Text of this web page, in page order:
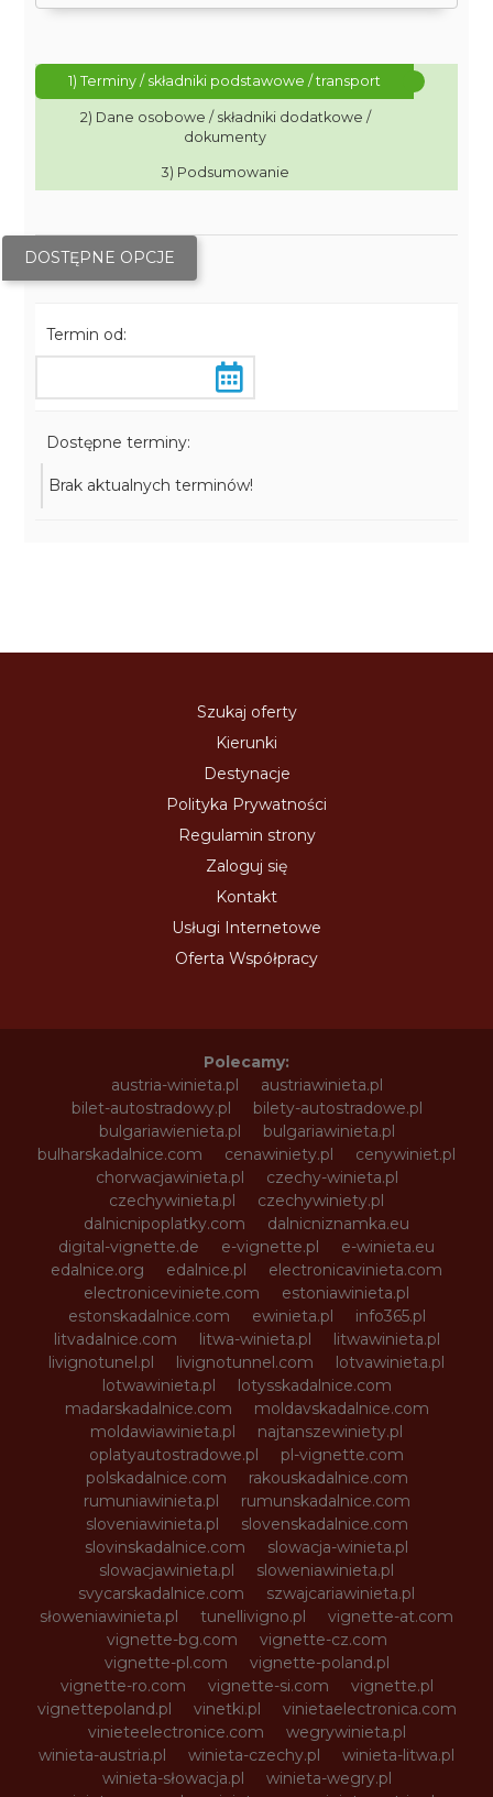
1) Terminy / składniki podstawowe / transport
2) Dane osobowe / składniki dodatkowe /
dokumenty
3) Podsumowanie
DOSTĘPNE OPCJE
Termin od:
Dostępne terminy:
Brak aktualnych terminów!
Szukaj oferty
Kierunki
Destynacje
Polityka Prywatności
Regulamin strony
Zaloguj się
Kontakt
Usługi Internetowe
Oferta Współpracy
Polecamy:
austria-winieta.pl
austriawinieta.pl
bilet-autostradowy.pl
bilety-autostradowe.pl
bulgariawienieta.pl
bulgariawinieta.pl
bulharskadalnice.com
cenawiniety.pl
cenywiniet.pl
chorwacjawinieta.pl
czechy-winieta.pl
czechywinieta.pl
czechywiniety.pl
dalnicnipoplatky.com
dalnicniznamka.eu
digital-vignette.de
e-vignette.pl
e-winieta.eu
edalnice.org
edalnice.pl
electronicavinieta.com
electroniceviniete.com
estoniawinieta.pl
estonskadalnice.com
ewinieta.pl
info365.pl
litvadalnice.com
litwa-winieta.pl
litwawinieta.pl
livignotunel.pl
livignotunnel.com
lotvawinieta.pl
lotwawinieta.pl
lotysskadalnice.com
madarskadalnice.com
moldavskadalnice.com
moldawiawinieta.pl
najtanszewiniety.pl
oplatyautostradowe.pl
pl-vignette.com
polskadalnice.com
rakouskadalnice.com
rumuniawinieta.pl
rumunskadalnice.com
sloveniawinieta.pl
slovenskadalnice.com
slovinskadalnice.com
slowacja-winieta.pl
slowacjawinieta.pl
sloweniawinieta.pl
svycarskadalnice.com
szwajcariawinieta.pl
słoweniawinieta.pl
tunellivigno.pl
vignette-at.com
vignette-bg.com
vignette-cz.com
vignette-pl.com
vignette-poland.pl
vignette-ro.com
vignette-si.com
vignette.pl
vignettepoland.pl
vinetki.pl
vinietaelectronica.com
vinieteelectronice.com
wegrywinieta.pl
winieta-austria.pl
winieta-czechy.pl
winieta-litwa.pl
winieta-słowacja.pl
winieta-wegry.pl